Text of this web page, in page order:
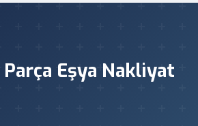
Eşya Nakliyat